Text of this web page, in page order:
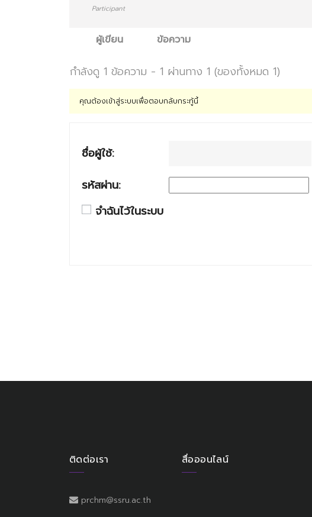
Participant
ผู้เขียน ข้อความ
กำลังดู 1 ข้อความ - 1 ผ่านทาง 1 (ของทั้งหมด 1)
คุณต้องเข้าสู่ระบบเพื่อตอบกลับกระทู้นี้
ชื่อผู้ใช้:
รหัสผ่าน:
จำฉันไว้ในระบบ
ติดต่อเรา
prchm@ssru.ac.th
สื่อออนไลน์